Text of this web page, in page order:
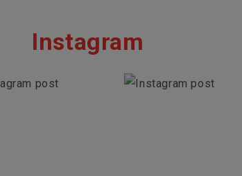
Instagram
Section description